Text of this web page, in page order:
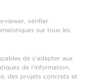
vérifier
sur tous les
de s’adapter aux
de l’information.
des projets concrets et